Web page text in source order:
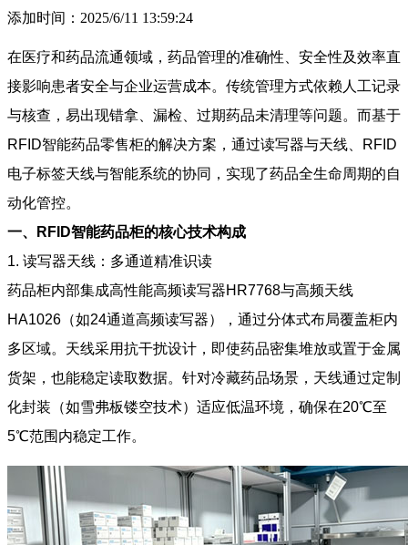
添加时间：2025/6/11 13:59:24
在医疗和药品流通领域，药品管理的准确性、安全性及效率直
接影响患者安全与企业运营成本。传统管理方式依赖人工记录
与核查，易出现错拿、漏检、过期药品未清理等问题。而基于
RFID智能药品零售柜的解决方案，通过读写器与天线、RFID
电子标签天线与智能系统的协同，实现了药品全生命周期的自
动化管控。
一、RFID智能药品柜的核心技术构成
1. 读写器天线：多通道精准识读
药品柜内部集成高性能高频读写器HR7768与高频天线
HA1026（如24通道高频读写器），通过分体式布局覆盖柜内
多区域。天线采用抗干扰设计，即使药品密集堆放或置于金属
货架，也能稳定读取数据。针对冷藏药品场景，天线通过定制
化封装（如雪弗板镂空技术）适应低温环境，确保在20℃至
5℃范围内稳定工作。